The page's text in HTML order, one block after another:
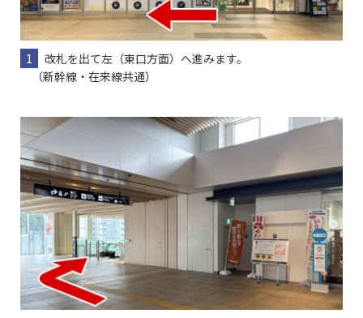
1
改札を出て左（東口方面）へ進みます。
（新幹線・在来線共通）